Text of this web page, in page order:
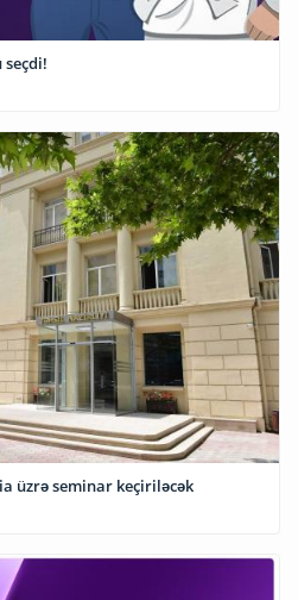
seçdi!
üzrə seminar keçiriləcək